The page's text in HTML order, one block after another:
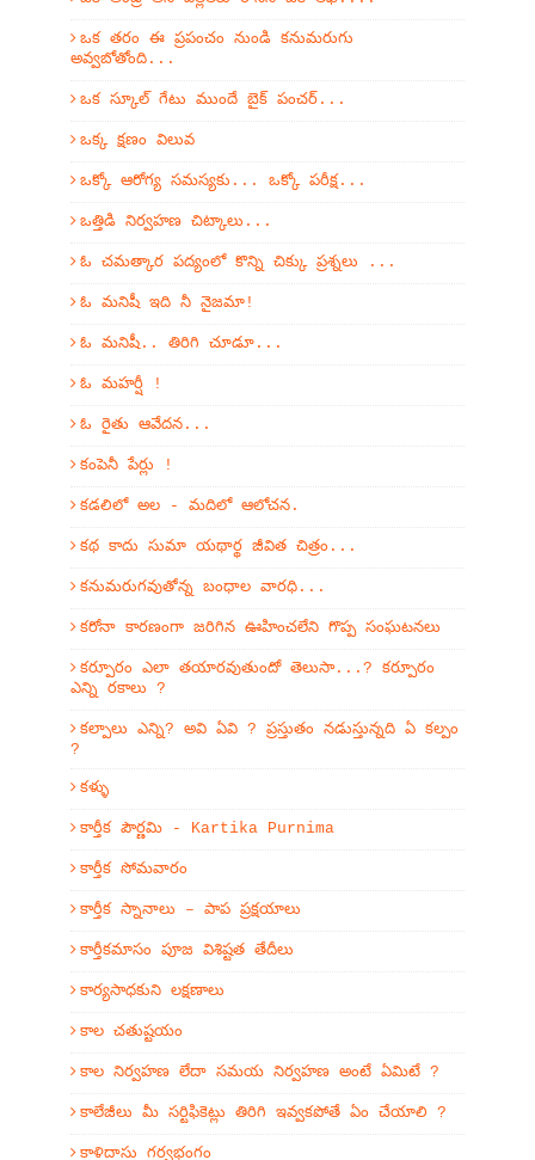
ఒక తరం ఈ ప్రపంచం నుండి కనుమరుగు
అవ్వబోతోంది...
ఒక స్కూల్ గేటు ముందే బైక్ పంచర్...
ఒక్క క్షణం విలువ
ఒక్కో ఆరోగ్య సమస్యకు... ఒక్కో పరీక్ష...
ఒత్తిడి నిర్వహణ చిట్కాలు...
ఓ చమత్కార పద్యంలో కొన్ని చిక్కు ప్రశ్నలు ...
ఓ మనిషీ ఇది నీ నైజమా!
ఓ మనిషీ.. తిరిగి చూడూ...
ఓ మహర్షీ !
ఓ రైతు ఆవేదన...
కంపెనీ పేర్లు !
కడలిలో అల - మదిలో ఆలోచన.
కథ కాదు సుమా యథార్థ జీవిత చిత్రం...
కనుమరుగవుతోన్న బంధాల వారధి...
కరోనా కారణంగా జరిగిన ఊహించలేని గొప్ప సంఘటనలు
కర్పూరం ఎలా తయారవుతుందో తెలుసా...? కర్పూరం
ఎన్ని రకాలు ?
కల్పాలు ఎన్ని? అవి ఏవి ? ప్రస్తుతం నడుస్తున్నది ఏ కల్పం
?
కళ్ళు
కార్తీక పౌర్ణమి - Kartika Purnima
కార్తీక సోమవారం
కార్తీక స్నానాలు – పాప ప్రక్షయాలు
కార్తీకమాసం పూజ విశిష్టత తేదీలు
కార్యసాధకుని లక్షణాలు
కాల చతుష్టయం
కాల నిర్వహణ లేదా సమయ నిర్వహణ అంటే ఏమిటే ?
కాలేజీలు మీ సర్టిఫికెట్లు తిరిగి ఇవ్వకపోతే ఏం చేయాలి ?
కాళిదాసు గర్వభంగం